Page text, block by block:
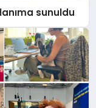
sunuldu